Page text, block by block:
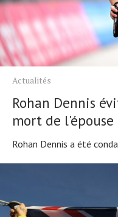
Actualités
Rohan Dennis
mort de l'épouse
Rohan Dennis a été